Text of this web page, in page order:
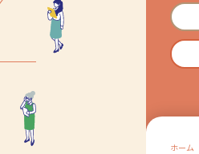
ホーム